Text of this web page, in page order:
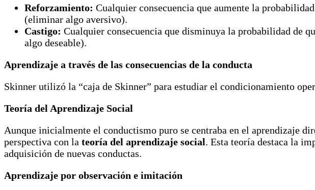
Reforzamiento: Cualquier consecuencia que aumente la
(eliminar algo aversivo).
Castigo: Cualquier consecuencia que disminuya la probabilidad de
algo deseable).
Aprendizaje a través de las consecuencias de la conducta
Skinner utilizó la “caja de Skinner” para estudiar el condicionamiento
Teoría del Aprendizaje Social
Aunque inicialmente el conductismo puro se centraba en el aprendizaje
perspectiva con la teoría del aprendizaje social. Esta teoría destaca la
adquisición de nuevas conductas.
Aprendizaje por observación e imitación